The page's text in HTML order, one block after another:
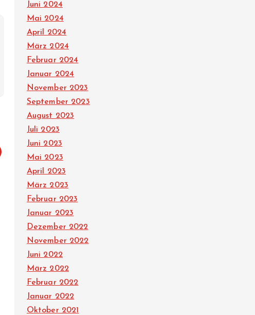
Juni 2024
Mai 2024
April 2024
März 2024
Februar 2024
Januar 2024
November 2023
September 2023
August 2023
Juli 2023
Juni 2023
Mai 2023
April 2023
März 2023
Februar 2023
Januar 2023
Dezember 2022
November 2022
Juni 2022
März 2022
Februar 2022
Januar 2022
Oktober 2021